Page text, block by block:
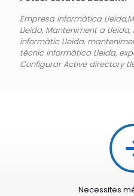
Empresa informàtica
Lleida, Manteniment a
informàtic Lleida,
tècnic informàtica Lleida,
Configurar Active directory
Necessites